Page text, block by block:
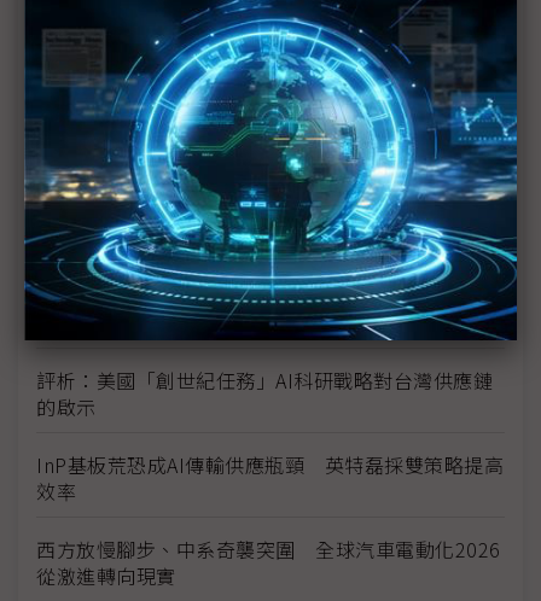
H200效能翻6倍、價格增3成 NVIDIA「清庫存」仍
讓中國動心
豐田目標2026全球生產破千萬輛 HEV需求強勁跨越
電動車放緩影響
東南亞各國與美貿易協議持續推進 2026聚焦關鍵礦
產、轉口問題
陳立武與川普關鍵40分鐘會談 將政治阻力化為英特
爾資金
評析：美國「創世紀任務」AI科研戰略對台灣供應鏈
的啟示
InP基板荒恐成AI傳輸供應瓶頸 英特磊採雙策略提高
效率
西方放慢腳步、中系奇襲突圍 全球汽車電動化2026
從激進轉向現實